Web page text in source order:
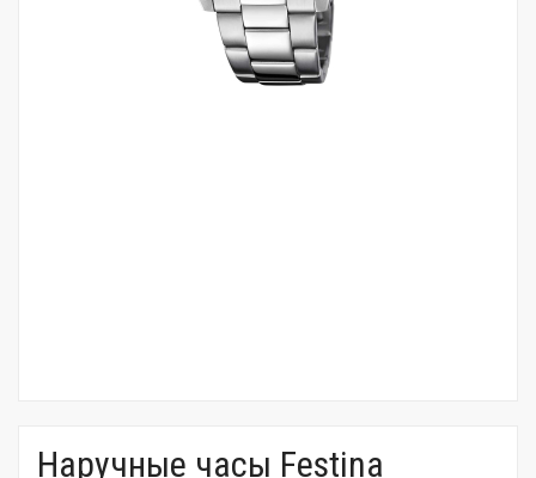
Наручные часы Festina